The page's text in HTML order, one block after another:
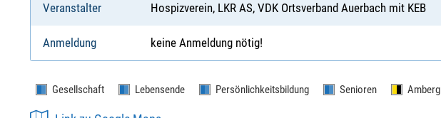
Veranstalter Hospizverein, LKR AS, VDK Ortsverband Auerbach mit KEB
Anmeldung keine Anmeldung nötig!
Gesellschaft Lebensende Persönlichkeitsbildung Senioren Amberg